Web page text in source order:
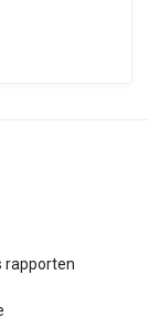
rapporten